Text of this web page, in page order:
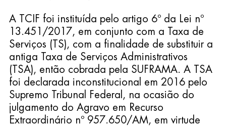
A TCIF foi instituída pelo artigo 6º da Lei nº
13.451/2017, em conjunto com a Taxa de
Serviços (TS), com a finalidade de substituir a
antiga Taxa de Serviços Administrativos
(TSA), então cobrada pela SUFRAMA. A TSA
foi declarada inconstitucional em 2016 pelo
Supremo Tribunal Federal, na ocasião do
julgamento do Agravo em Recurso
Extraordinário nº 957.650/AM, em virtude